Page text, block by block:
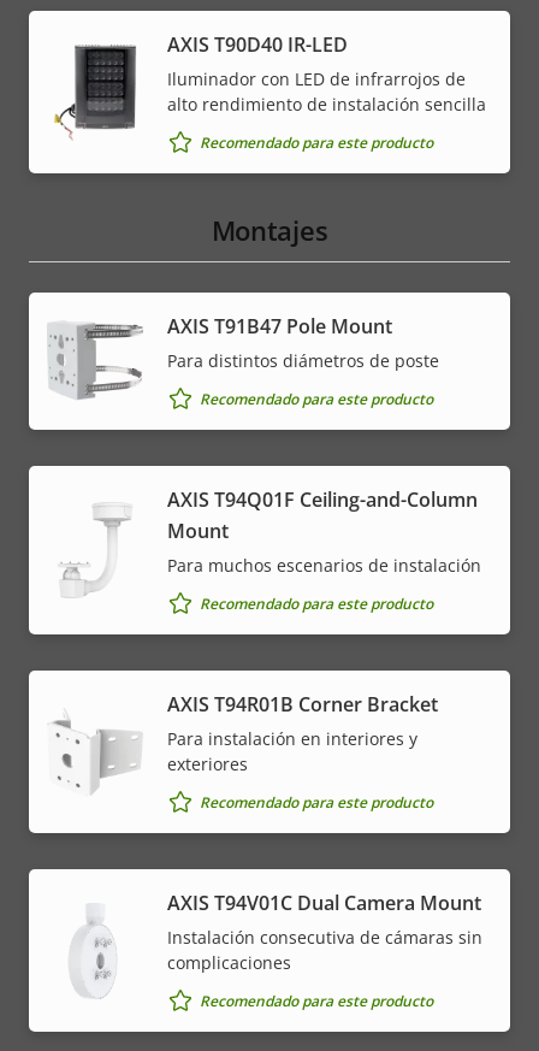
AXIS T90D40 IR-LED
Iluminador con LED de infrarrojos de
alto rendimiento de instalación sencilla
Recomendado para este producto
Montajes
AXIS T91B47 Pole Mount
Para distintos diámetros de poste
Recomendado para este producto
AXIS T94Q01F Ceiling-and-Column
Mount
Para muchos escenarios de instalación
Recomendado para este producto
AXIS T94R01B Corner Bracket
Para instalación en interiores y
exteriores
Recomendado para este producto
AXIS T94V01C Dual Camera Mount
Instalación consecutiva de cámaras sin
complicaciones
Recomendado para este producto